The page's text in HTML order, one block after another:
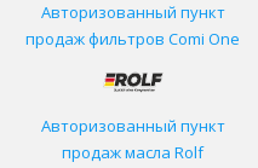
Авторизованный пункт
продаж фильтров Comi One
Авторизованный пункт
продаж масла Rolf